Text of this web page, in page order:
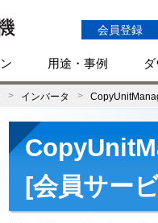
会員登録
用途・事例
インバータ
[会員サー